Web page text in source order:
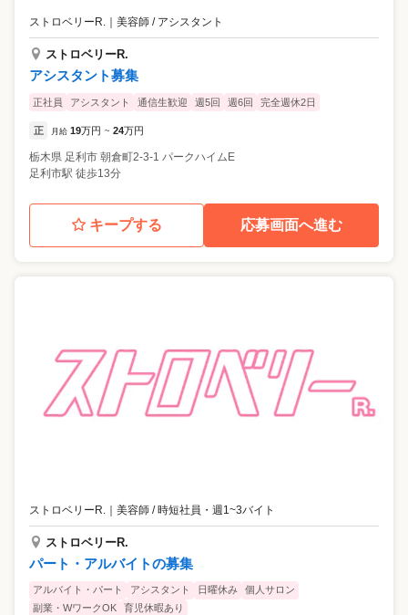
ストロベリーR. 美容師 / アシスタント
ストロベリーR.
アシスタント募集
正社員 アシスタント 通信生歓迎 週5回 週6回 完全週休2日
正 月給 19万円 ~ 24万円
栃木県 足利市 朝倉町2-3-1 パークハイムE
足利市駅 徒歩13分
キープする 応募画面へ進む
ストロベリーR. ｜ 美容師 / 時短社員・週1~3バイト
ストロベリーR.
パート・アルバイトの募集
アルバイト・パート アシスタント 日曜休み
個人サロン
副業・WワークOK
育児休暇あり